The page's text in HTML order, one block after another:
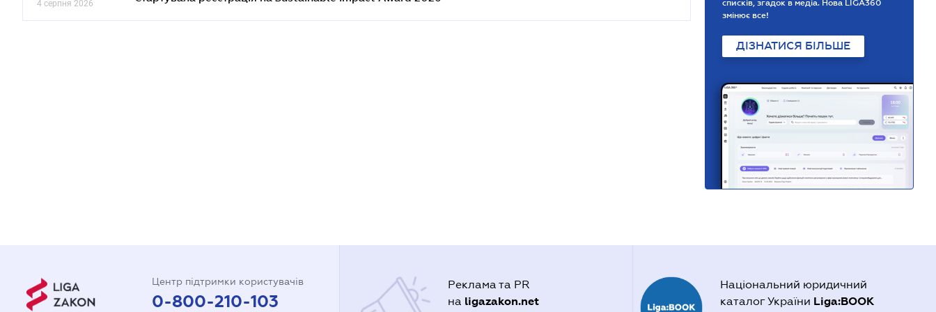
4 серпня 2026
списків, згадок в медіа. Нова LIGA360
змінює все!
ДІЗНАТИСЯ БІЛЬШЕ
Центр підтримки користувачів
0-800-210-103
Реклама та PR
на ligazakon.net
Національний юридичний
каталог України Liga:BOOK